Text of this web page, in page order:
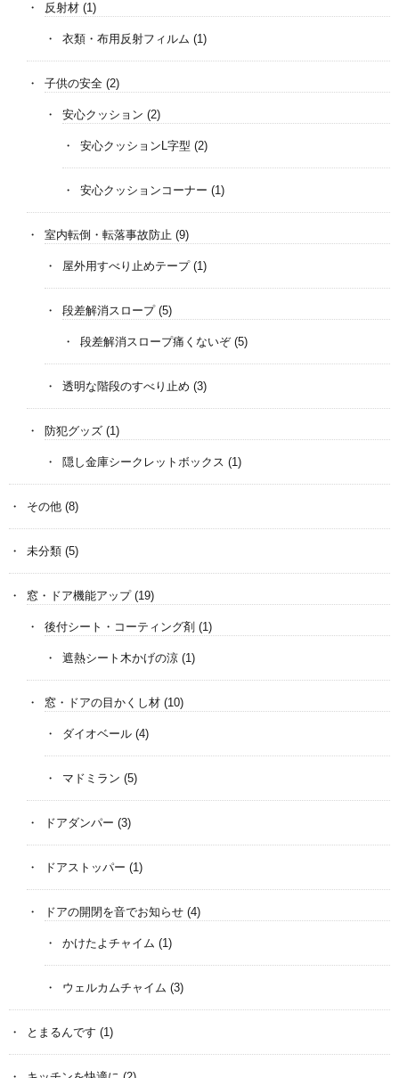
反射材 (1)
衣類・布用反射フィルム (1)
子供の安全 (2)
安心クッション (2)
安心クッションL字型 (2)
安心クッションコーナー (1)
室内転倒・転落事故防止 (9)
屋外用すべり止めテープ(1)
段差解消スロープ(5)
段差解消スロープ痛くないぞ(5)
透明な階段のすべり止め (3)
防犯グッズ (1)
隠し金庫シークレットボックス (1)
その他 (8)
未分類 (5)
窓・ドア機能アップ(19)
後付シート・コーティング剤 (1)
遮熱シート木かげの涼 (1)
窓・ドアの目かくし材 (10)
ダイオベール (4)
マドミラン (5)
ドアダンパー (3)
ドアストッパー (1)
ドアの開閉を音でお知らせ (4)
かけたよチャイム (1)
ウェルカムチャイム (3)
とまるんです (1)